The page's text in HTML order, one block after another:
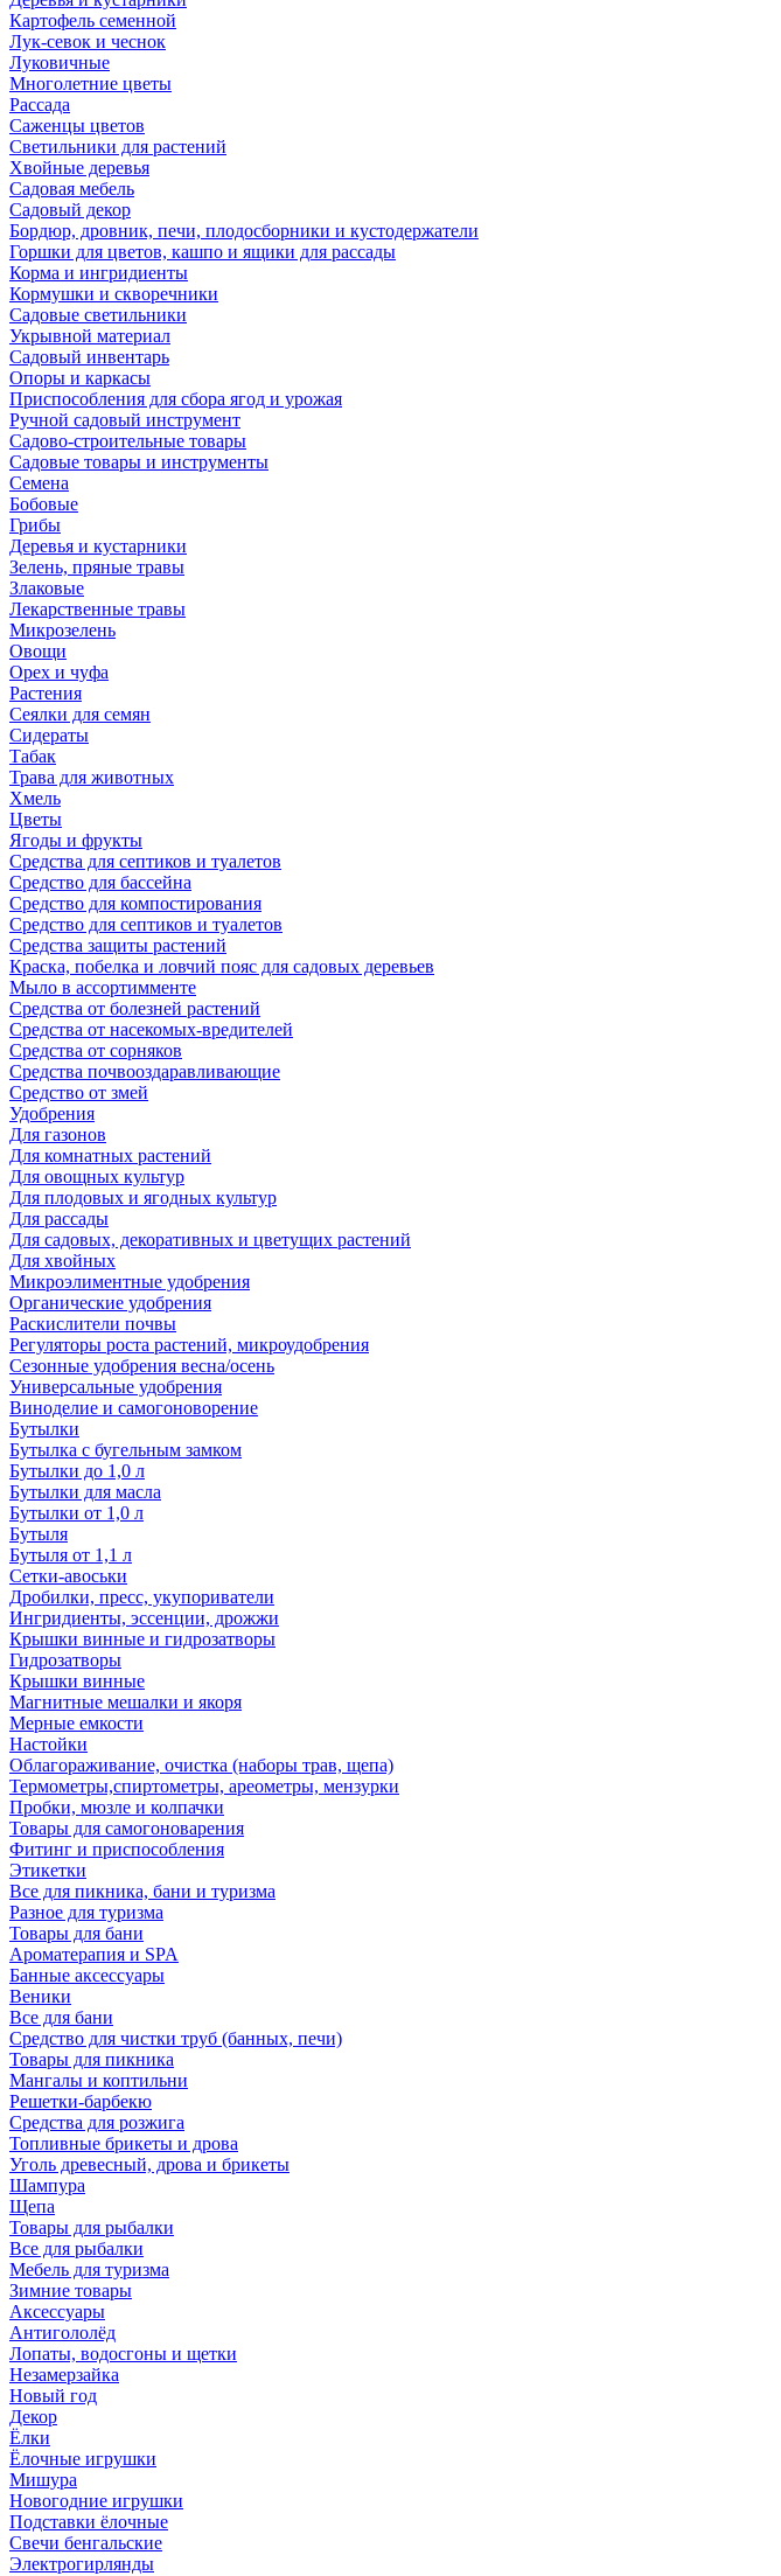
Картофель семенной
Лук-севок и чеснок
Луковичные
Многолетние цветы
Рассада
Саженцы цветов
Светильники для растений
Хвойные деревья
Садовая мебель
Садовый декор
Бордюр, дровник, печи, плодосборники и кустодержатели
Горшки для цветов, кашпо и ящики для рассады
Корма и ингридиенты
Кормушки и скворечники
Садовые светильники
Укрывной материал
Садовый инвентарь
Опоры и каркасы
Приспособления для сбора ягод и урожая
Ручной садовый инструмент
Садово-строительные товары
Садовые товары и инструменты
Семена
Бобовые
Грибы
Деревья и кустарники
Зелень, пряные травы
Злаковые
Лекарственные травы
Микрозелень
Овощи
Орех и чуфа
Растения
Сеялки для семян
Сидераты
Табак
Трава для животных
Хмель
Цветы
Ягоды и фрукты
Средства для септиков и туалетов
Средство для бассейна
Средство для компостирования
Средство для септиков и туалетов
Средства защиты растений
Краска, побелка и ловчий пояс для садовых деревьев
Мыло в ассортимменте
Средства от болезней растений
Средства от насекомых-вредителей
Средства от сорняков
Средства почвооздаравливающие
Средство от змей
Удобрения
Для газонов
Для комнатных растений
Для овощных культур
Для плодовых и ягодных культур
Для рассады
Для садовых, декоративных и цветущих растений
Для хвойных
Микроэлиментные удобрения
Органические удобрения
Раскислители почвы
Регуляторы роста растений, микроудобрения
Сезонные удобрения весна/осень
Универсальные удобрения
Виноделие и самогоноворение
Бутылки
Бутылка с бугельным замком
Бутылки до 1,0 л
Бутылки для масла
Бутылки от 1,0 л
Бутыля
Бутыля от 1,1 л
Сетки-авоськи
Дробилки, пресс, укупориватели
Ингридиенты, эссенции, дрожжи
Крышки винные и гидрозатворы
Гидрозатворы
Крышки винные
Магнитные мешалки и якоря
Мерные емкости
Настойки
Облагораживание, очистка (наборы трав, щепа)
Термометры,спиртометры, ареометры, мензурки
Пробки, мюзле и колпачки
Товары для самогоноварения
Фитинг и приспособления
Этикетки
Все для пикника, бани и туризма
Разное для туризма
Товары для бани
Ароматерапия и SPA
Банные аксессуары
Веники
Все для бани
Средство для чистки труб (банных, печи)
Товары для пикника
Мангалы и коптильни
Решетки-барбекю
Средства для розжига
Топливные брикеты и дрова
Уголь древесный, дрова и брикеты
Шампура
Щепа
Товары для рыбалки
Все для рыбалки
Мебель для туризма
Зимние товары
Аксессуары
Антигололёд
Лопаты, водосгоны и щетки
Незамерзайка
Новый год
Декор
Ёлки
Ёлочные игрушки
Мишура
Новогодние игрушки
Подставки ёлочные
Свечи бенгальские
Электрогирлянды